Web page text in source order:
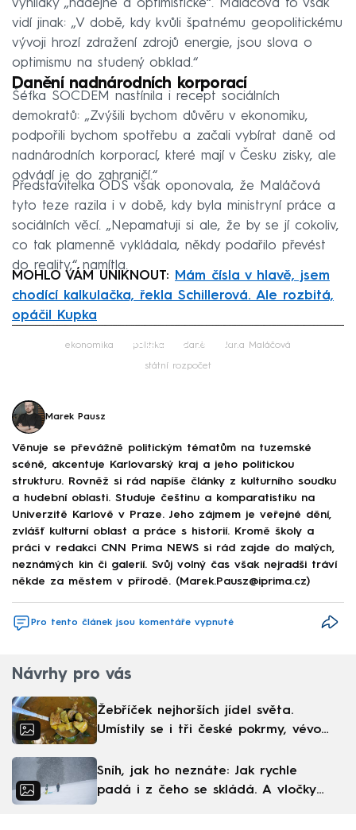
vyhlídky „nadějné a optimistické“. Maláčová to však
vidí jinak: „V době, kdy kvůli špatnému geopolitickému
vývoji hrozí zdražení zdrojů energie, jsou slova o
optimismu na studený obklad.“
Danění nadnárodních korporací
Šéfka SOCDEM nastínila i recept sociálních
demokratů: „Zvýšili bychom důvěru v ekonomiku,
podpořili bychom spotřebu a začali vybírat daně od
nadnárodních korporací, které mají v Česku zisky, ale
odvádí je do zahraničí.“
Představitelka ODS však oponovala, že Maláčová
tyto teze razila i v době, kdy byla ministryní práce a
sociálních věcí. „Nepamatuji si ale, že by se jí cokoliv,
co tak plamenně vykládala, někdy podařilo převést
do reality,“ namítla.
MOHLO VÁM UNIKNOUT: Mám čísla v hlavě, jsem
chodící kalkulačka, řekla Schillerová. Ale rozbitá,
opáčil Kupka
Failed to fetch
ekonomika politika daně Jana Maláčová
státní rozpočet
Marek Pausz
Věnuje se převážně politickým tématům na tuzemské
scéně, akcentuje Karlovarský kraj a jeho politickou
strukturu. Rovněž si rád napíše články z kulturního soudku
a hudební oblasti. Studuje češtinu a komparatistiku na
Univerzitě Karlově v Praze. Jeho zájmem je veřejné dění,
zvlášť kulturní oblast a práce s historií. Kromě školy a
práci v redakci CNN Prima NEWS si rád zajde do malých,
neznámých kin či galerií. Svůj volný čas však nejradši tráví
někde za městem v přírodě. (Marek.Pausz@iprima.cz)
Pro tento článek jsou komentáře vypnuté
Návrhy pro vás
Žebříček nejhorších jídel světa.
Umístily se i tři české pokrmy, vévodí
Sníh, jak ho neznáte: Jak rychle
padá i z čeho se skládá. A vločky